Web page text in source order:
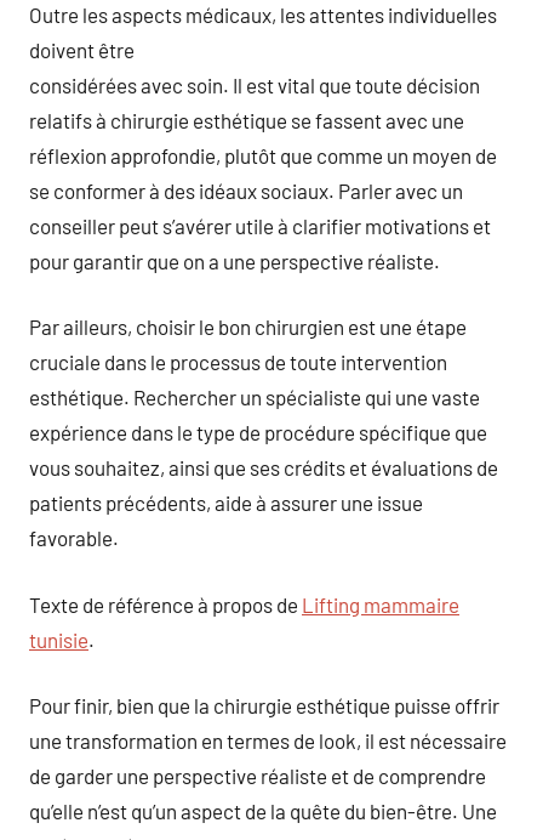
Outre les aspects médicaux, les attentes individuelles
doivent être
considérées avec soin. Il est vital que toute décision
relatifs à chirurgie esthétique se fassent avec une
réflexion approfondie, plutôt que comme un moyen de
se conformer à des idéaux sociaux. Parler avec un
conseiller peut s’avérer utile à clarifier motivations et
pour garantir que on a une perspective réaliste.
Par ailleurs, choisir le bon chirurgien est une étape
cruciale dans le processus de toute intervention
esthétique. Rechercher un spécialiste qui une vaste
expérience dans le type de procédure spécifique que
vous souhaitez, ainsi que ses crédits et évaluations de
patients précédents, aide à assurer une issue
favorable.
Texte de référence à propos de Lifting mammaire
tunisie.
Pour finir, bien que la chirurgie esthétique puisse offrir
une transformation en termes de look, il est nécessaire
de garder une perspective réaliste et de comprendre
qu’elle n’est qu’un aspect de la quête du bien-être. Une